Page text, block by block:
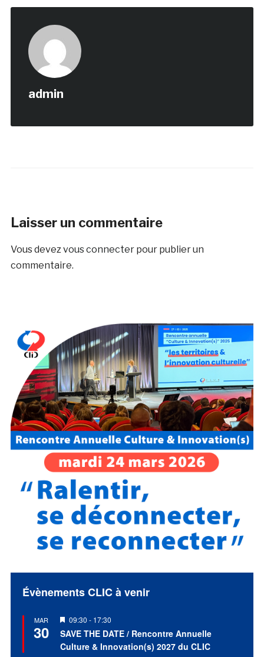
admin
Laisser un commentaire
Vous devez vous connecterpour publier un
commentaire.
Évènements CLIC à venir
MAR
30
Mis
en
avant
09:30 - 17:30
SAVE THE DATE / Rencontre Annuelle
Culture & Innovation(s) 2027 du CLIC